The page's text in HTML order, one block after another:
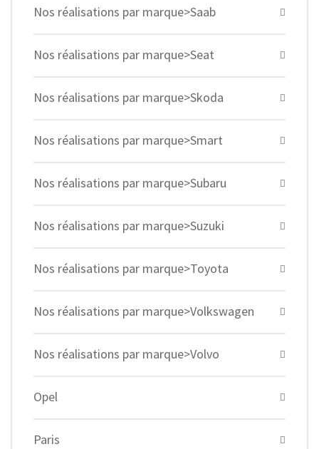
Nos réalisations par marque>Saab
Nos réalisations par marque>Seat
Nos réalisations par marque>Skoda
Nos réalisations par marque>Smart
Nos réalisations par marque>Subaru
Nos réalisations par marque>Suzuki
Nos réalisations par marque>Toyota
Nos réalisations par marque>Volkswagen
Nos réalisations par marque>Volvo
Opel
Paris